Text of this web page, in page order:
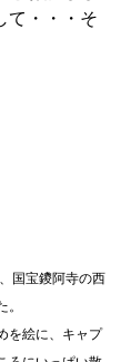
て・・・そ
国宝鑁阿寺の西
を絵に、キャプ